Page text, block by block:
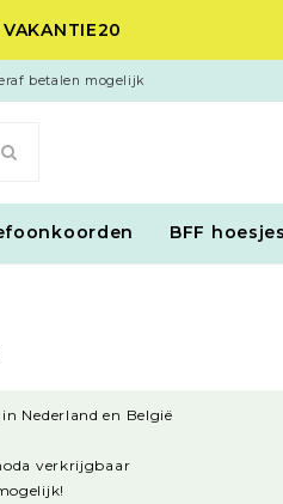
betalen mogelijk
BFF hoesjes
Nederland en België
verkrijgbaar